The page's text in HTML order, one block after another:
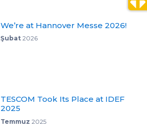
We’re at Hannover Messe 2026!
Şubat2026
TESCOM Took Its Place at IDEF
2025
Temmuz 2025